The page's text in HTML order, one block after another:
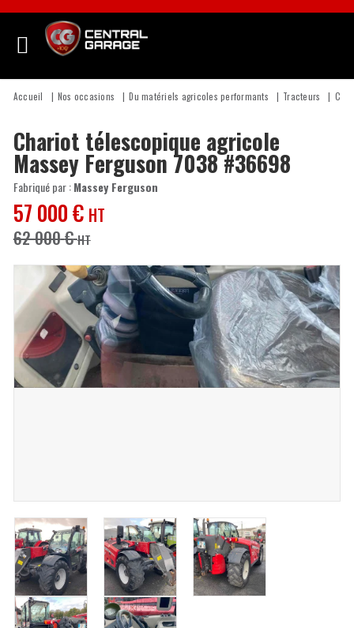
Accueil Nos occasions Du matériels agricoles performants Tracteurs
Chariot télescopique agricole
Massey Ferguson 7038#36698
62 000€ HT
57 000€ HT
Fabriqué par :Massey Ferguson